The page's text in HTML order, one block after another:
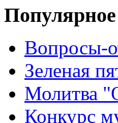
Популярное
Вопросы-
Зеленая
Молитва
Конкурс